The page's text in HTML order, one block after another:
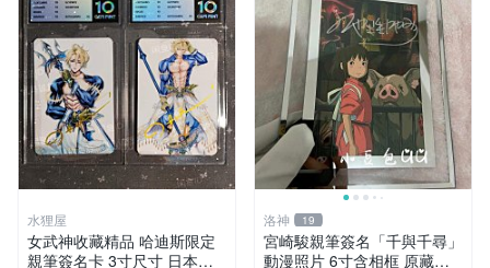
水狸屋
女武神收藏精品 哈迪斯限定
親筆簽名卡 3寸尺寸 日本中
洛神 19
宮崎駿親筆簽名「千與千尋」
動漫照片 6寸含相框 原藏品